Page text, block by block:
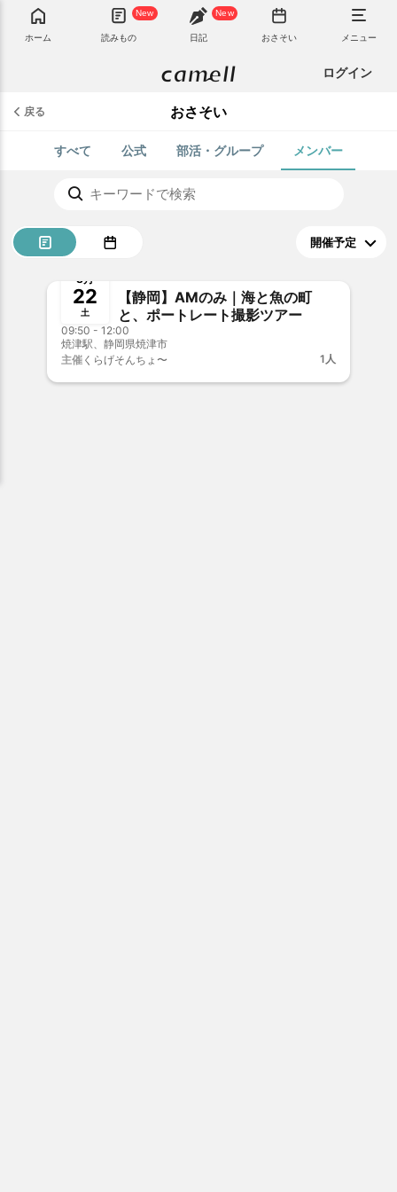
ホーム
New
読みもの
New
日記 おさそい メニュー
ログイン
戻る おさそい
すべて 公式 部活・グループ メンバー
募集中
8月
22
土
【静岡】AMのみ｜海と魚の町
と、ポートレート撮影ツアー
09:50 - 12:00
焼津駅、静岡県焼津市
主催 くらげそんちょ〜 1人